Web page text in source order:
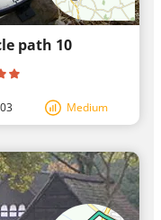
path 10
Medium